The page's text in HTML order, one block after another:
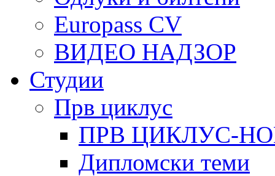
Europass CV
ВИДЕО НАДЗОР
Студии
Прв циклус
ПРВ ЦИКЛУС-
Дипломски теми